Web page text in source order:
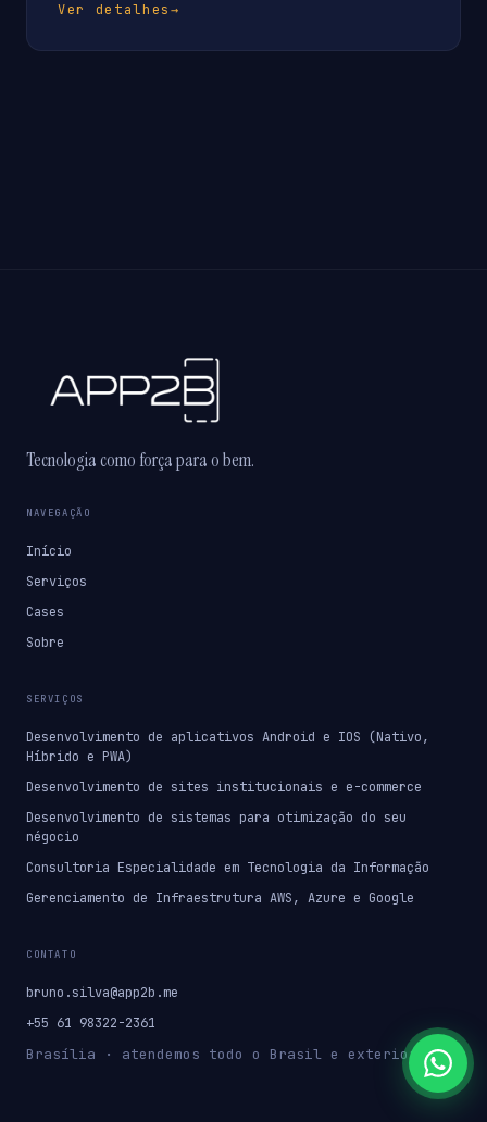
Ver detalhes→
Tecnologia como força para o bem.
NAVEGAÇÃO
Início
Serviços
Cases
Sobre
SERVIÇOS
Desenvolvimento de aplicativos Android e IOS (Nativo,
Híbrido e PWA)
Desenvolvimento de sites institucionais e e-commerce
Desenvolvimento de sistemas para otimização do seu
négocio
Consultoria Especialidade em Tecnologia da Informação
Gerenciamento de Infraestrutura AWS, Azure e Google
CONTATO
bruno.silva@app2b.me
+55 61 98322-2361
Brasília · atendemos todo o Brasil e exterior